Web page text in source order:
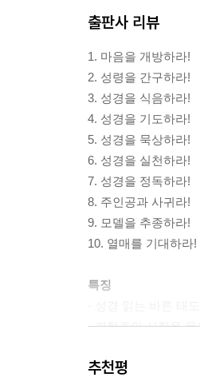
--- p.40-41
성경은 밥처럼 먹고[
--- p.43
성경은 일용할 양식
맛을 보고 소화해야
--- p.44
‘성경을 기도하라.’
로 맞지 않아 보이는
한 구절을 인용하고
도로 바꾸는 것이다.
섯 편을 읽고 그중
출판사 리뷰
1. 마음을 개방하라!
2. 성령을 간구하라!
3. 성경을 식음하라!
4. 성경을 기도하라!
5. 성경을 묵상하라!
6. 성경을 실천하라!
7. 성경을 정독하라!
8. 주인공과 사귀라!
9. 모델을 추종하라!
10. 열매를 기대하라!
특징
- 개혁주의 신학을
추천평